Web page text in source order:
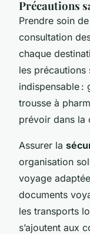
Précautions
Prendre soin
consultation
chaque
les précautions
indispensable :
trousse à
prévoir dans la
Assurer la
organisation
voyage
documents
les transports
s’ajoutent aux